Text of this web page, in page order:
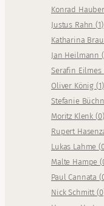
Konrad
Justus Rahn(1)
Katharina
Jan Heilmann(
Serafin Eilmes
Oliver König(1)
Stefanie
Moritz Klenk(0)
Rupert
Lukas Lahme(
Malte Hampe(
Paul Cannata(
Nick Schmitt(0